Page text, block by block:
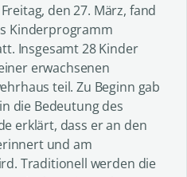
den 27. März, fand
Kinderprogramm
Insgesamt 28 Kinder
erwachsenen
teil. Zu Beginn gab
die Bedeutung des
erklärt, dass er an den
und am
Traditionell werden die